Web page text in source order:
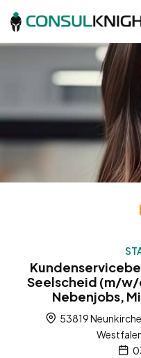
Seelscheid (m/
Nebenjobs,
53819